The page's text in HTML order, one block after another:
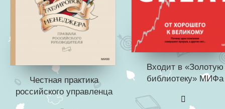
Честная практика
российского управленца
Входит в «Золотую
библиотеку» МИФа